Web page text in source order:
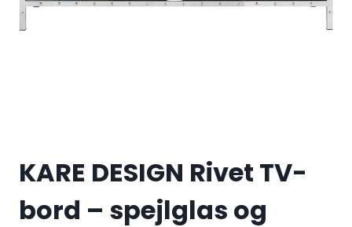
KARE DESIGN Rivet TV-
bord – spejlglas og